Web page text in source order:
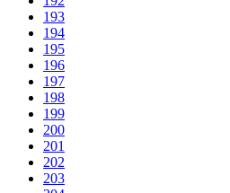
193
194
195
196
197
198
199
200
201
202
203